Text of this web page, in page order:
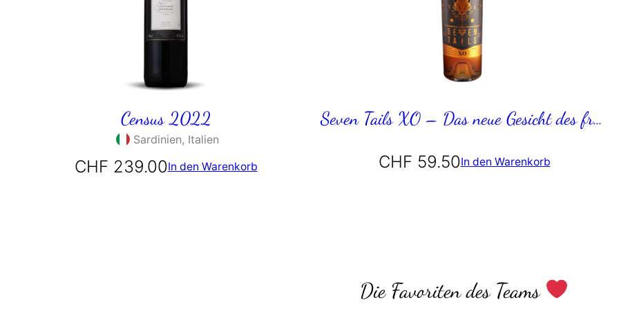
Census 2022
Sardinien, Italien
CHF 239.00In den Warenkorb
Seven Tails XO – Das neue Gesicht des französischen Brandys
CHF 59.50In den Warenkorb
Die Favoriten des Teams